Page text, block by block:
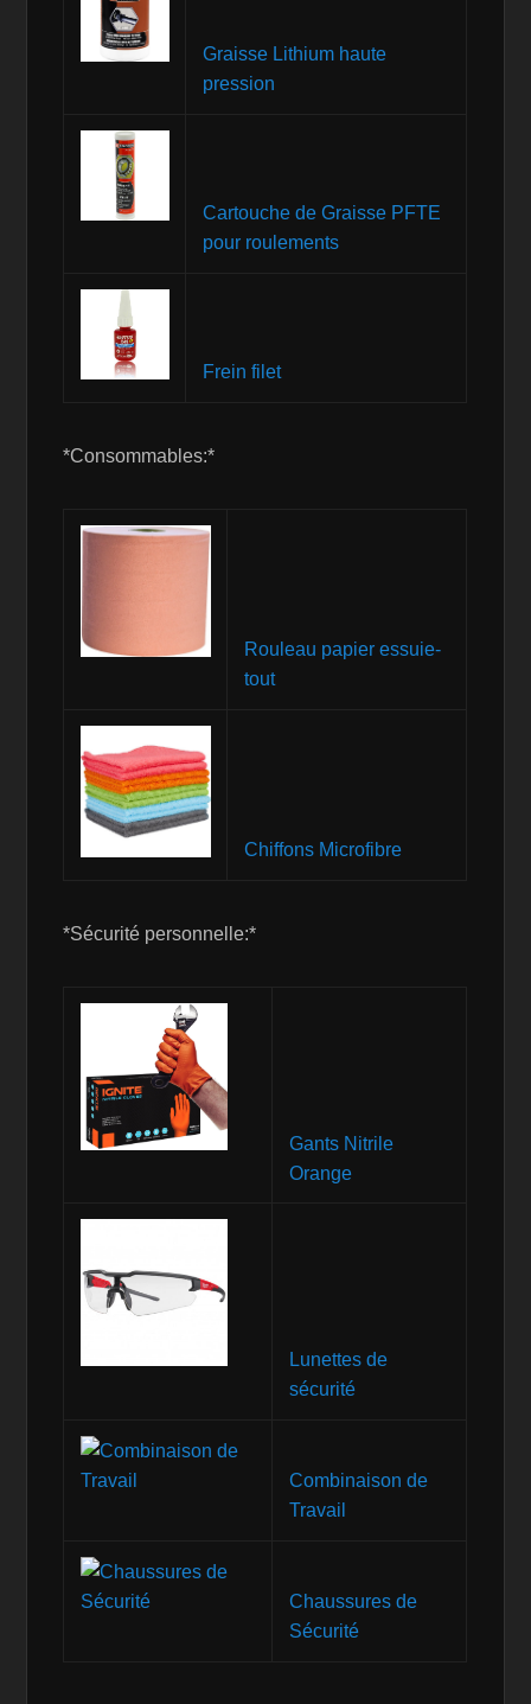
Graisse Lithium haute
pression
Cartouche de Graisse PFTE
pour roulements
Frein filet
*Consommables:*
Rouleau papier essuie-
tout
Chiffons Microfibre
*Sécurité personnelle:*
Gants Nitrile
Orange
Lunettes de
sécurité
Combinaison de
Travail
Chaussures de
Sécurité